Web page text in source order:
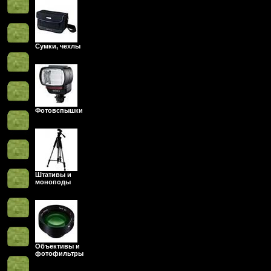
Сумки, чехлы
Фотовспышки
Штативы и
моноподы
Объективы и
фотофильтры